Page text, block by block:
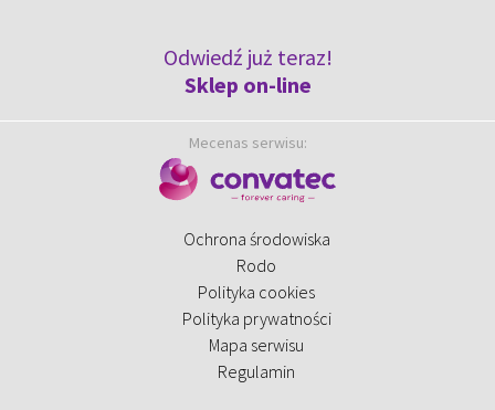
Odwiedź już teraz!
Sklep on-line
Mecenas serwisu:
Ochrona środowiska
Rodo
Polityka cookies
Polityka prywatności
Mapa serwisu
Regulamin